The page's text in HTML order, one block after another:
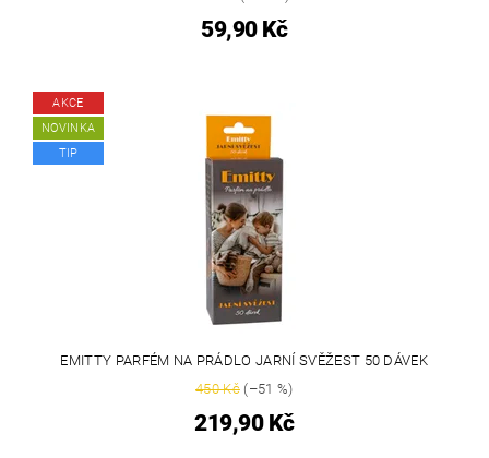
59,90 Kč
AKCE
NOVINKA
TIP
EMITTY PARFÉM NA PRÁDLO JARNÍ SVĚŽEST 50 DÁVEK
450 Kč(–51 %)
219,90 Kč